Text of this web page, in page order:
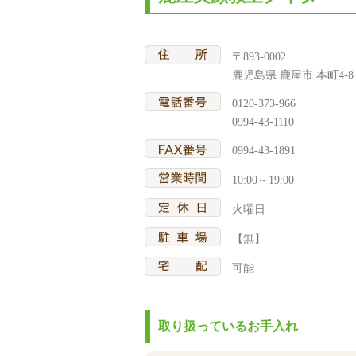
〒893-0002
鹿児島県 鹿屋市 本町4-8
0120-373-966
0994-43-1110
0994-43-1891
10:00～19:00
火曜日
【無】
可能
取り扱っているお手入れ